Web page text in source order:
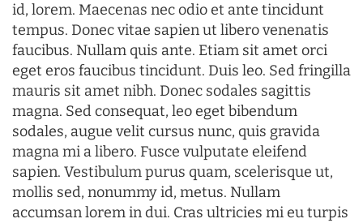
id, lorem. Maecenas nec odio et ante tincidunt
tempus. Donec vitae sapien ut libero venenatis
faucibus. Nullam quis ante. Etiam sit amet orci
eget eros faucibus tincidunt. Duis leo. Sed fringilla
mauris sit amet nibh. Donec sodales sagittis
magna. Sed consequat, leo eget bibendum
sodales, augue velit cursus nunc, quis gravida
magna mi a libero. Fusce vulputate eleifend
sapien. Vestibulum purus quam, scelerisque ut,
mollis sed, nonummy id, metus. Nullam
accumsan lorem in dui. Cras ultricies mi eu turpis